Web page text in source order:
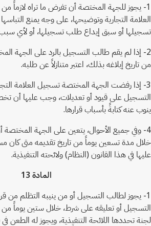
1- يجوز للجهة المختصة أن تفرض ما تراه لازماً من
العلامة التجارية وتوضيحها، على وجه يمنع
تسجيلها أو سبق إيداع طلب تسجيلها، أو لأي سبب
2- إذا لم يقم طالب التسجيل بالرد على الجهة
من تاريخ إبلاغه بذلك، اعتبر متنازلاً عن طلبه.
3- إذا رفضت الجهة المختصة تسجيل العلامة
التسجيل على قيود أو تعديلات، وجب عليها أن
ينوب عنه كتابةً بأسباب قرارها.
4- وفي جميع الأحوال، يتعين على الجهة
خلال مدة تسعين يوماً من تاريخ تقديمه متى كان
عليها في هذا القانون (النظام) ولائحته التنفيذية.
المادة 13
1- يجوز لطالب التسجيل أو من ينيبه التظلم من
التسجيل أو تعليقه على شرط، خلال ستين يوماً من
لجنة تحددها اللائحة التنفيذية، ويجوز له الطعن